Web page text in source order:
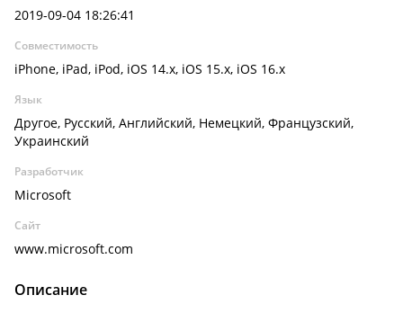
2019-09-04 18:26:41
Совместимость
iPhone, iPad, iPod, iOS 14.x, iOS 15.x, iOS 16.x
Язык
Другое, Русский, Английский, Немецкий, Французский,
Украинский
Разработчик
Microsoft
Сайт
www.microsoft.com
Описание